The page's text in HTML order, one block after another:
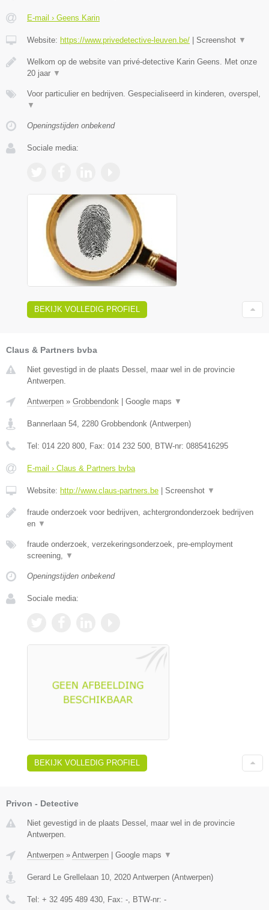
E-mail › Geens Karin
Website: https://www.privedetective-leuven.be/ Screenshot ▼
Welkom op de website van privé-detective Karin Geens. Met onze
20 jaar ▼
Voor particulier en bedrijven. Gespecialiseerd in kinderen, overspel,
▼
Openingstijden onbekend
Sociale media:
BEKIJK VOLLEDIG PROFIEL
Claus & Partners bvba
Niet gevestigd in de plaats Dessel, maar wel in de provincie
Antwerpen.
Antwerpen » Grobbendonk Google maps ▼
Bannerlaan 54, 2280 Grobbendonk (Antwerpen)
Tel: 014 220 800, Fax: 014 232 500, BTW-nr: 0885416295
E-mail › Claus & Partners bvba
Website: http://www.claus-partners.be Screenshot ▼
fraude onderzoek voor bedrijven, achtergrondonderzoek bedrijven
en ▼
fraude onderzoek, verzekeringsonderzoek, pre-employment
screening, ▼
Openingstijden onbekend
Sociale media:
BEKIJK VOLLEDIG PROFIEL
Privon - Detective
Niet gevestigd in de plaats Dessel, maar wel in de provincie
Antwerpen.
Antwerpen » Antwerpen Google maps ▼
Gerard Le Grellelaan 10 2020 Antwerpen (Antwerpen)
Tel: + 32 495 489 430 , Fax: - , BTW-nr: -